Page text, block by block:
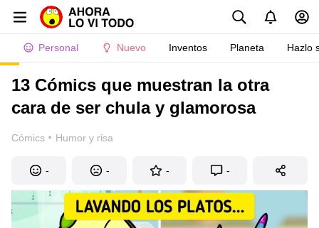
Personal Nuevo Inventos Planeta Hazlo
13 Cómics que muestran la otra
cara de ser chula y glamorosa
Cómics · Humor y risa
- - - -